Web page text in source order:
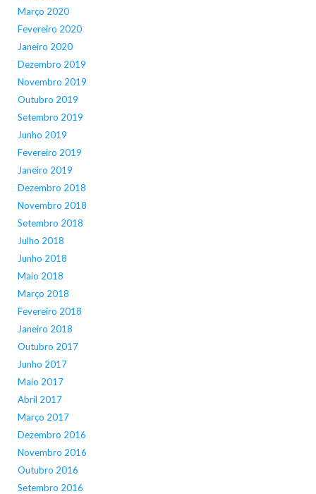
Março 2020
Fevereiro 2020
Janeiro 2020
Dezembro 2019
Novembro 2019
Outubro 2019
Setembro 2019
Junho 2019
Fevereiro 2019
Janeiro 2019
Dezembro 2018
Novembro 2018
Setembro 2018
Julho 2018
Junho 2018
Maio 2018
Março 2018
Fevereiro 2018
Janeiro 2018
Outubro 2017
Junho 2017
Maio 2017
Abril 2017
Março 2017
Dezembro 2016
Novembro 2016
Outubro 2016
Setembro 2016